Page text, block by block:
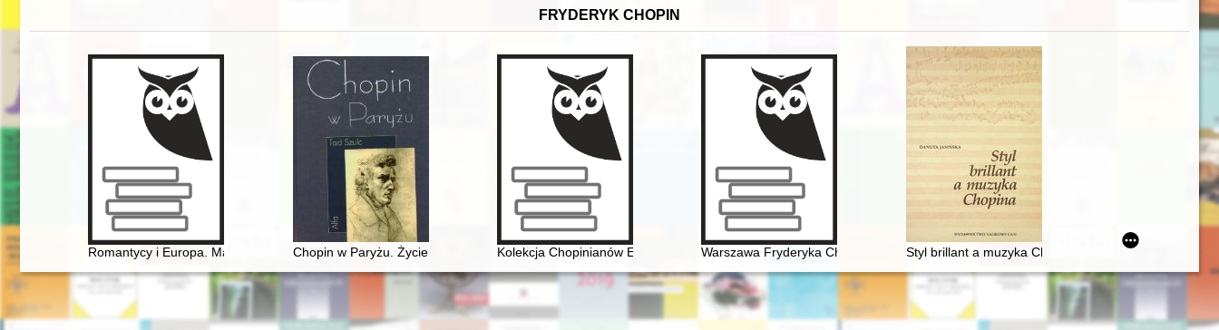
FRYDERYK CHOPIN
Romantycy i Europa. Marzenia, doświadczenia, propozycje
Chopin w Paryżu. Życie i epoka Kolekcja Chopinianów Edourda Ganche'a w Krakowie
Warszawa Fryderyka Chopina Styl brillant a muzyka Chopina